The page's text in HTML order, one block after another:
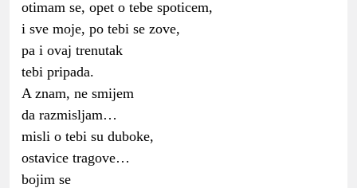
otimam se, opet o tebe spoticem,
i sve moje, po tebi se zove,
pa i ovaj trenutak
tebi pripada.
A znam, ne smijem
da razmisljam…
misli o tebi su duboke,
ostavice tragove…
bojim se